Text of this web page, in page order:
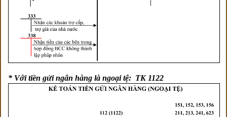
* Với tiền gửi ngân hàng là ngoại tệ: TK 1122